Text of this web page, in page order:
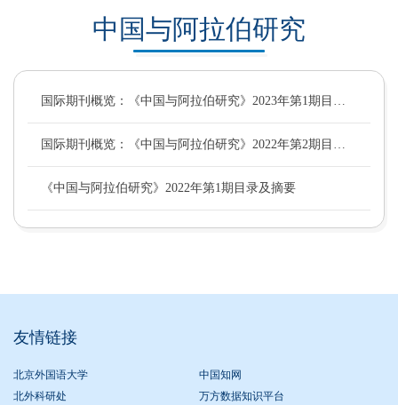
中国与阿拉伯研究
《中国与阿拉伯研究》2022年第1期目录及摘要
友情链接
北京外国语大学
中国知网
北外科研处
万方数据知识平台